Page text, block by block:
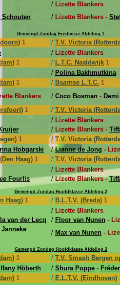
/ Lizette Blankers
Schouten / Lizette Blankers -
Gemengd Zondag Eredivisie Afdeling 1
1 / T.V. Victoria
/ Lizette Blankers
1 / L.T.C. Naaldwijk 1
/ Polina Bakhmutkina
1 / Baarnse L.T.C. 1
Blankers / Coco Bosman -
1 / T.V. Victoria
/ Lizette Blankers
/ Lizette Blankers -
1 / T.V. Victoria
Hobgarski / Lianne de Jong -
Haag) 1 / T.V. Victoria
/ Lizette Blankers
Fourlis / Lizette Blankers -
Gemengd Zondag Hoofdklasse Afdeling 2
Haag) 1 / B.L.T.V. (Breda) 1
/ Lizette Blankers
van der Lecq / Floor van Nunen -
Janneke
/ Max van Nunen -
Gemengd Zondag Hoofdklasse Afdeling 2
1 / T.V. Smash Bergen
Höberth / Shura Poppe -
1 / E.L.T.V. (Eindhoven)